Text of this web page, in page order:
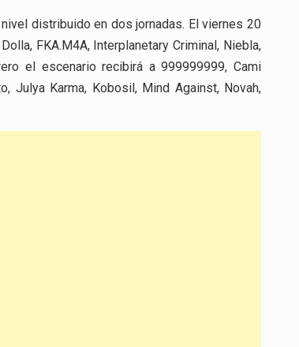
distribuido en dos jornadas. El viernes 20
FKA.M4A, Interplanetary Criminal, Niebla,
el escenario recibirá a 999999999, Cami
Julya Karma, Kobosil, Mind Against, Novah,